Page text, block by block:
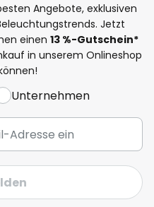
Angebote, exklusiven
Jetzt
einen 13 %-Gutschein*
in unserem Onlineshop
Unternehmen